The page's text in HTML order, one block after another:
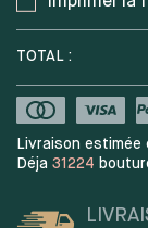
TOTAL :
Livraison
Déja 31224